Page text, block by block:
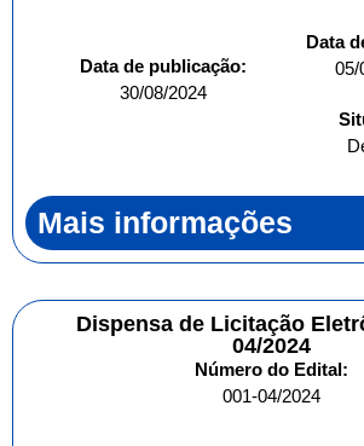
Data de publicação:
30/08/2024
Data
05/
Mais informações
Dispensa de Licitação
04/2024
Número do Edital:
001-04/2024